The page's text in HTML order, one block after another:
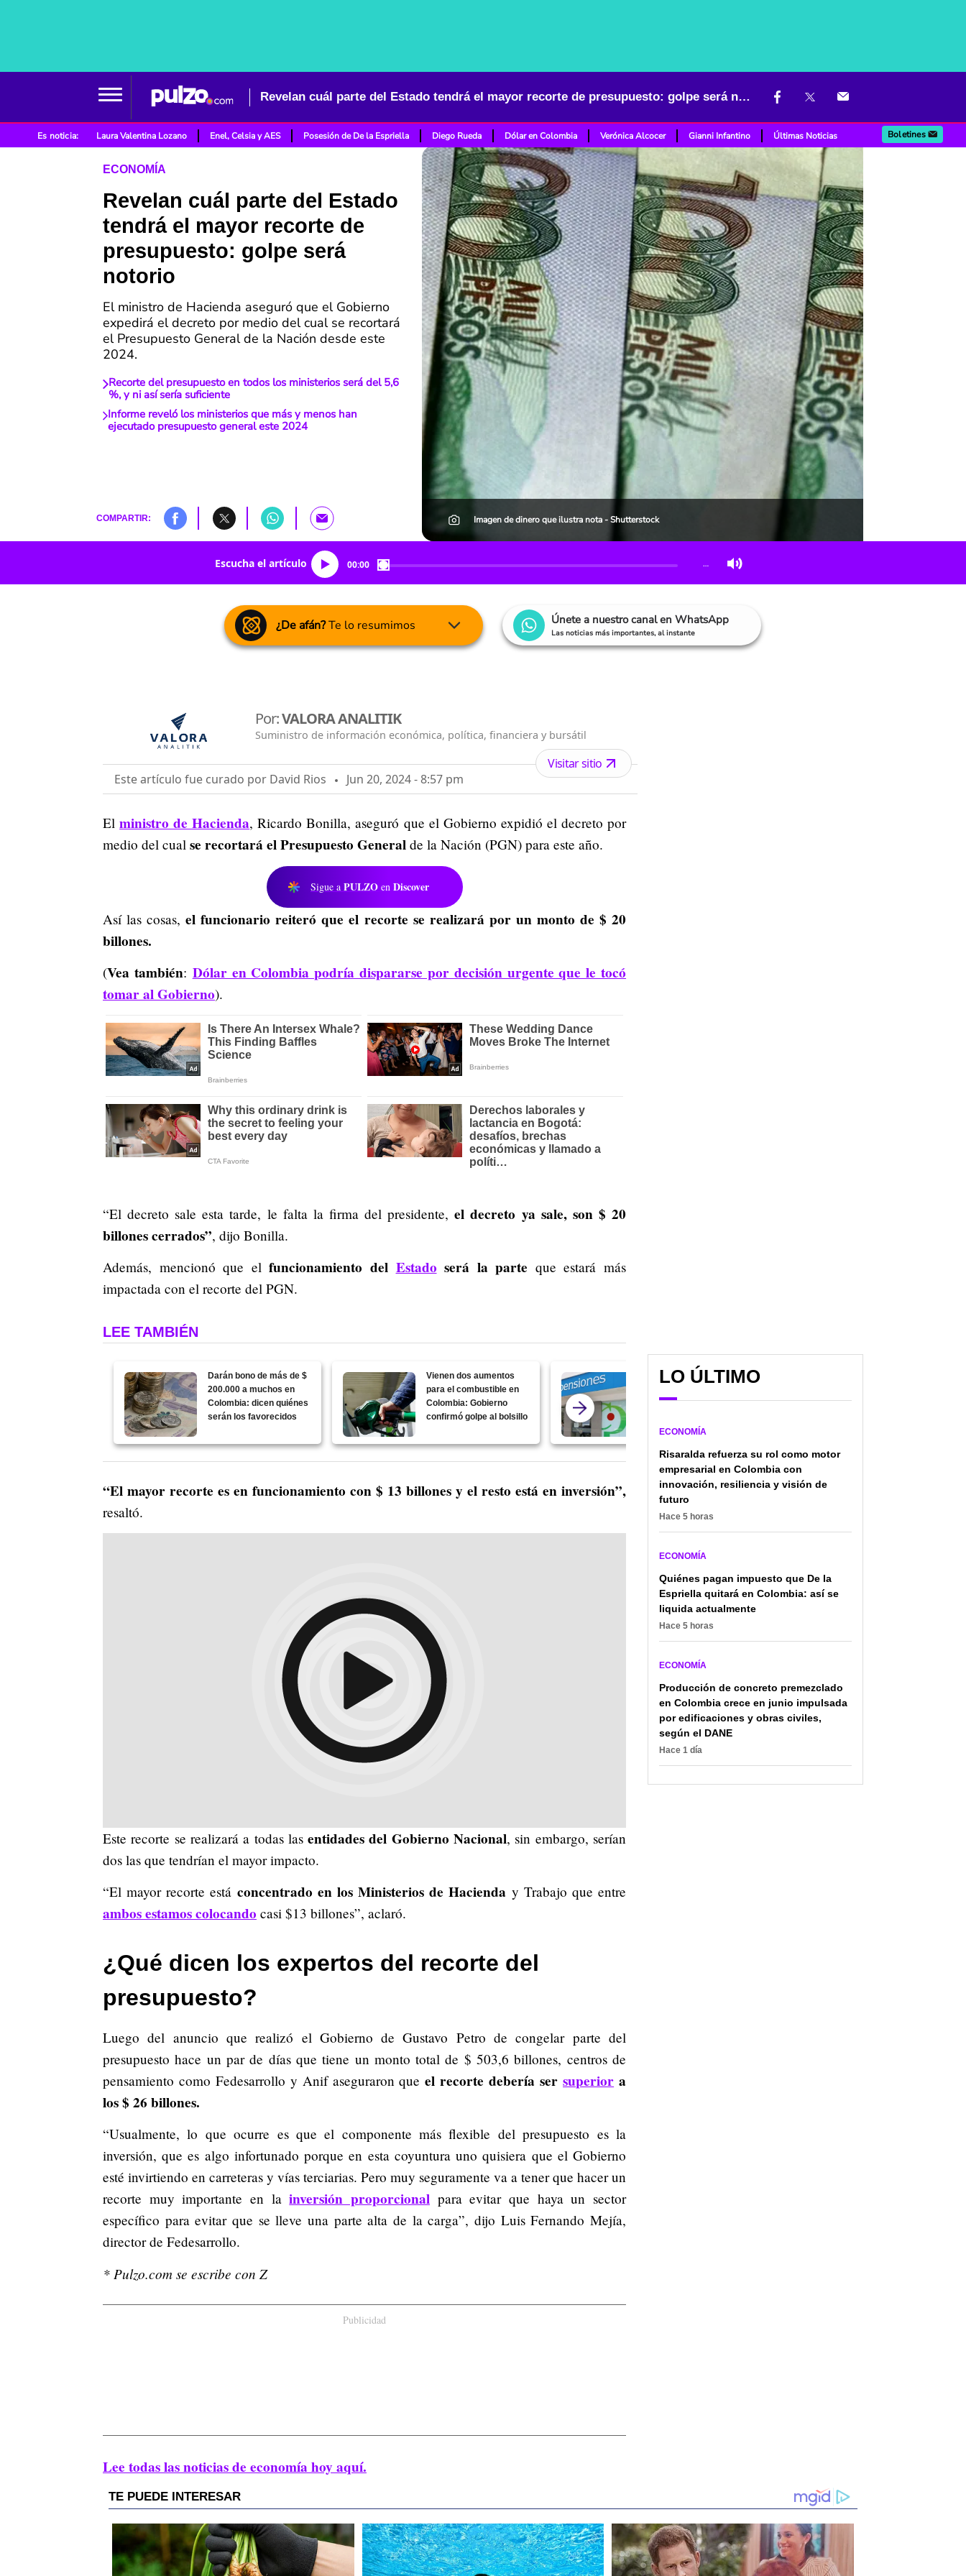
Revelan cuál parte del Estado tendrá el mayor recorte de presupuesto: golpe será notorio
Es noticia: Laura Valentina Lozano Enel, Celsia y AES Posesión de De la Espriella Diego Rueda Dólar en Colombia Verónica Alcocer Gianni Infantino Últimas Noticias Boletines
ECONOMÍA
Revelan cuál parte del Estado
tendrá el mayor recorte de
presupuesto: golpe será
notorio
El ministro de Hacienda aseguró que el Gobierno
expedirá el decreto por medio del cual se recortará
el Presupuesto General de la Nación desde este
2024.
Recorte del presupuesto en todos los ministerios será del 5,6
%, y ni así sería suficiente
Informe reveló los ministerios que más y menos han
ejecutado presupuesto general este 2024
COMPARTIR: Imagen de dinero que ilustra nota - Shutterstock
Escucha el artículo 00:00 …
¿De afán?Te lo resumimos Únete a nuestro canal en WhatsApp
Las noticias más importantes, al instante
Por:VALORA ANALITIK
Suministro de información económica, política, financiera y bursátil
Este artículo fue curado por David Rios Jun 20, 2024 - 8:57 pm
Visitar sitio
Elministro de Hacienda, Ricardo Bonilla, aseguró que el Gobierno expidió el decreto por
medio del cual se recortará el Presupuesto General de la Nación (PGN) para este año.
Sigue a PULZO en Discover
Así las cosas,el funcionario reiteró que el recorte se realizará por un monto de $ 20
billones.
(Vea también: Dólar en Colombia podría dispararse por decisión urgente que le tocó
tomar al Gobierno).
“El decreto sale esta tarde, le falta la firma del presidente,el decreto ya sale, son $ 20
billones cerrados”, dijo Bonilla.
Además, mencionó que elfuncionamiento del Estado será la parte que estará más
impactada con el recorte del PGN.
LEE TAMBIÉN
Darán bono de más de $
200.000 a muchos en
Colombia: dicen quiénes
serán los favorecidos
Vienen dos aumentos
para el combustible en
Colombia: Gobierno
confirmó golpe al bolsillo
Colpensiones anunció
trabajadores: involucra
“El mayor recorte es en funcionamiento con $ 13 billones y el resto está en inversión”,
resaltó.
Este recorte se realizará a todas lasentidades del Gobierno Nacional, sin embargo, serían
dos las que tendrían el mayor impacto.
“El mayor recorte está concentrado en los Ministerios de Hacienda y Trabajo que entre
ambos estamos colocando casi $13 billones”, aclaró.
¿Qué dicen los expertos del recorte del
presupuesto?
Luego del anuncio que realizó el Gobierno de Gustavo Petro de congelar parte del
presupuesto hace un par de días que tiene un monto total de $ 503,6 billones, centros de
pensamiento como Fedesarrollo y Anif aseguraron queel recorte debería sersuperior a
los $ 26 billones.
“Usualmente, lo que ocurre es que el componente más flexible del presupuesto es la
inversión, que es algo infortunado porque en esta coyuntura uno quisiera que el Gobierno
esté invirtiendo en carreteras y vías terciarias. Pero muy seguramente va a tener que hacer un
recorte muy importante en lainversión proporcional para evitar que haya un sector
específico para evitar que se lleve una parte alta de la carga”, dijo Luis Fernando Mejía,
director de Fedesarrollo.
* Pulzo.com se escribe con Z
Publicidad
Lee todas las noticias de economía hoy aquí.
LO ÚLTIMO
ECONOMÍA
Risaralda refuerza su rol como motor
empresarial en Colombia con
innovación, resiliencia y visión de
futuro
Hace 5 horas
ECONOMÍA
Quiénes pagan impuesto que De la
Espriella quitará en Colombia: así se
liquida actualmente
Hace 5 horas
ECONOMÍA
Producción de concreto premezclado
en Colombia crece en junio impulsada
por edificaciones y obras civiles,
según el DANE
Hace 1 día